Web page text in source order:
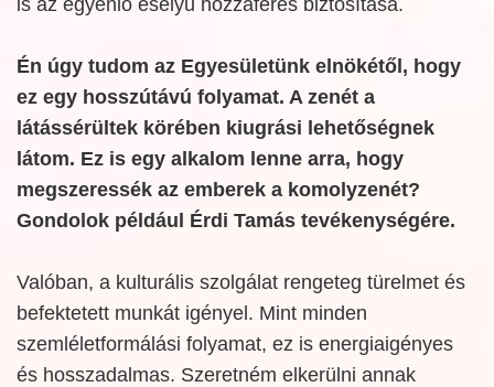
Én úgy tudom az Egyesületünk elnökétől, hogy
ez egy hosszútávú folyamat. A zenét a
látássérültek körében kiugrási lehetőségnek
látom. Ez is egy alkalom lenne arra, hogy
megszeressék az emberek a komolyzenét?
Gondolok például Érdi Tamás tevékenységére.
Valóban, a kulturális szolgálat rengeteg türelmet és
befektetett munkát igényel. Mint minden
szemléletformálási folyamat, ez is energiaigényes
és hosszadalmas. Szeretném elkerülni annak